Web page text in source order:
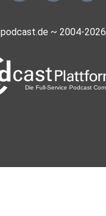
podcast.de ~ 2004-2026